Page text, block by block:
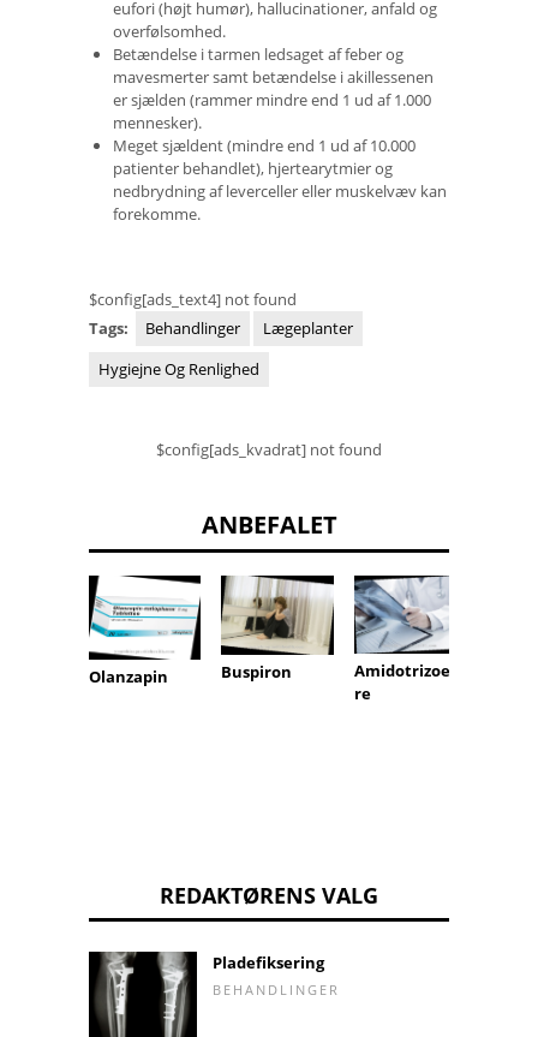
eufori (højt humør), hallucinationer, anfald og
overfølsomhed.
Betændelse i tarmen ledsaget af feber og
mavesmerter samt betændelse i akillessenen
er sjælden (rammer mindre end 1 ud af 1.000
mennesker).
Meget sjældent (mindre end 1 ud af 10.000
patienter behandlet), hjertearytmier og
nedbrydning af leverceller eller muskelvæv kan
forekomme.
$config[ads_text4] not found
Tags:
Behandlinger
Lægeplanter
Hygiejne Og Renlighed
$config[ads_kvadrat] not found
ANBEFALET
Olanzapin Buspiron
Amidotrizoesy
re
REDAKTØRENS VALG
Pladefiksering
BEHANDLINGER